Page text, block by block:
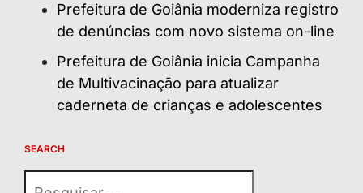
Prefeitura de Goiânia moderniza registro
de denúncias com novo sistema on-line
Prefeitura de Goiânia inicia Campanha
de Multivacinação para atualizar
caderneta de crianças e adolescentes
SEARCH